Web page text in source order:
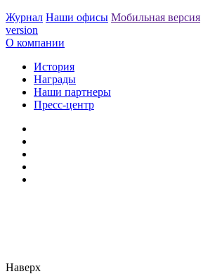
Журнал Наши офисы Мобильная версия
version
О компании
История
Награды
Наши партнеры
Пресс-центр
Наверх